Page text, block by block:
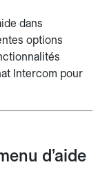
dans
options
Intercom pour
d’aide